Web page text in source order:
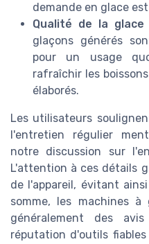
demande en glace
Qualité de la glace
glaçons générés
pour un usage
rafraîchir les
élaborés.
Les utilisateurs
l'entretien régulier
notre discussion sur
L'attention à ces détails
de l'appareil, évitant
somme, les machines à
généralement des
réputation d'outils